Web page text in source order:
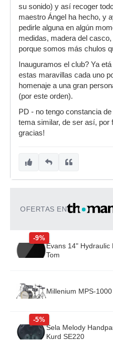
su sonido) y así recoger
maestro Ángel ha hecho, y
pedirle alguna en algún
medidas, madera del
porque somos más chulos
Inauguramos el club? Ya
estas maravillas cada uno
homenaje a una gran
(por este orden).
PD - no tengo constancia
tema similar, de ser así, por
gracias!
OFERTAS EN
-9%
Evans 14" Hydraulic
Tom
Millenium MPS-
-5%
Sela Melody
Kurd SE220